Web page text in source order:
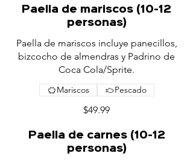
Paella de mariscos (10-12
personas)
Paella de mariscos incluye panecillos,
bizcocho de almendras y Padrino de
Coca Cola/Sprite.
$49.99
Mariscos Pescado
Paella de carnes (10-12
personas)